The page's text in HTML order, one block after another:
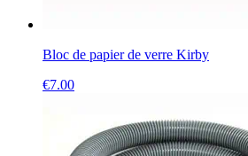
Bloc de papier de verre Kirby
€7.00